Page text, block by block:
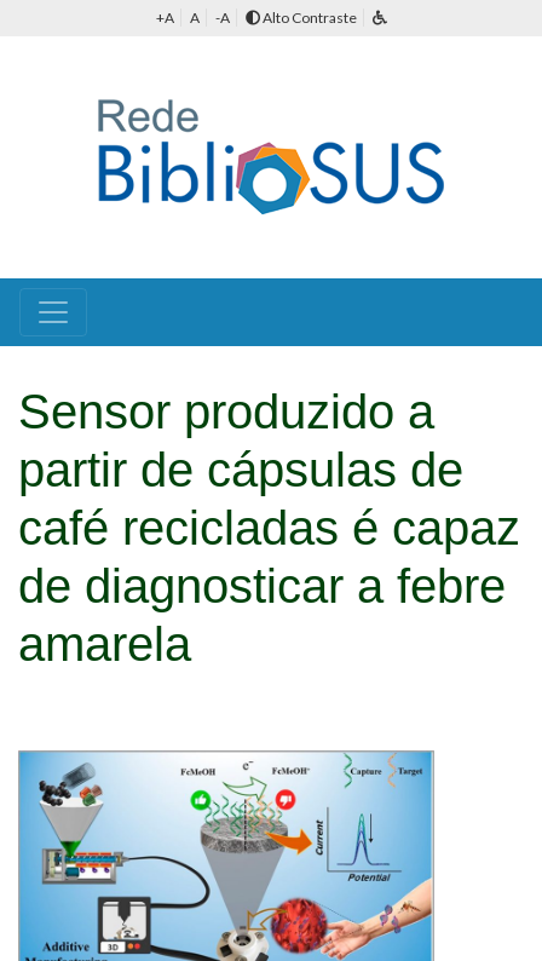
+A A -A Alto Contraste
Sensor produzido a
partir de cápsulas de
café recicladas é capaz
de diagnosticar a febre
amarela